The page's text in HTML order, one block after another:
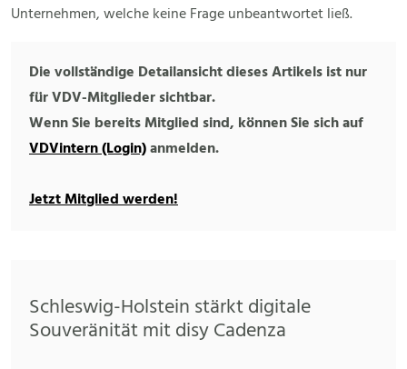
Unternehmen, welche keine Frage unbeantwortet ließ.
Die vollständige Detailansicht dieses Artikels ist nur
für VDV-Mitglieder sichtbar.
Wenn Sie bereits Mitglied sind, können Sie sich auf
VDVintern (Login)anmelden.
Jetzt Mitglied werden!
Schleswig-Holstein stärkt digitale
Souveränität mit disy Cadenza